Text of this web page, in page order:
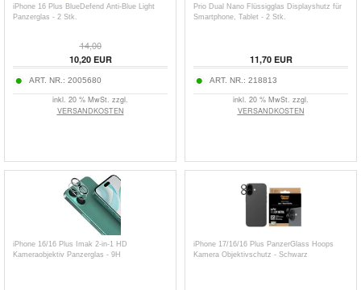
iPhone 16 Plus BlueDefend Anti-Blue Light
Panzerglas - 2 Stk.
14,00
10,20EUR
ART. NR.: 2005680
inkl. 20 % MwSt. zzgl.
VERSANDKOSTEN
Prio Dual Nano Flüssigglas Displayshutz für
Smartphone, Tablet - 2 Stk.
11,70EUR
ART. NR.: 218813
inkl. 20 % MwSt. zzgl.
VERSANDKOSTEN
iPhone 16/16 Plus Imak 2-in-1 HD
Kameraobjektiv Panzerglas - 9H
iPhone 17/16/16 Plus PanzerGlass Hoops
Kamera Objektivschutz - Schwarz